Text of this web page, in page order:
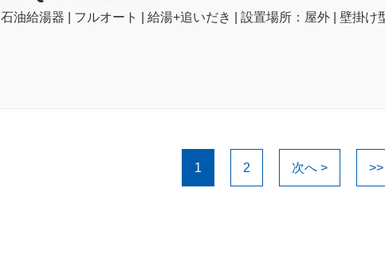
石油給湯器 | フルオート | 給湯+追いだき | 設置場所：屋外 | 壁掛け
1 2 次へ > >>